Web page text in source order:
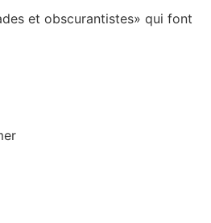
et obscurantistes» qui font